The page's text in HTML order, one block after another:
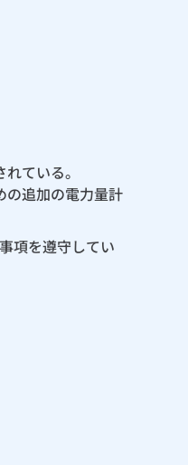
ている。
の追加の電力量計
項を遵守してい